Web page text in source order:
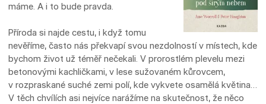
máme. A i to bude pravda.
Příroda si najde cestu, i když tomu
nevěříme, často nás překvapí svou nezdolností v místech, kde
bychom život už téměř nečekali. V prorostlém plevelu mezi
betonovými kachličkami, v lese sužovaném kůrovcem,
v rozpraskané suché zemi polí, kde vykvete osamělá květina…
V těch chvílích asi nejvíce narážíme na skutečnost, že něco